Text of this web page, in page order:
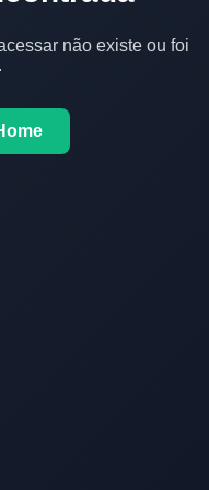
não existe ou foi